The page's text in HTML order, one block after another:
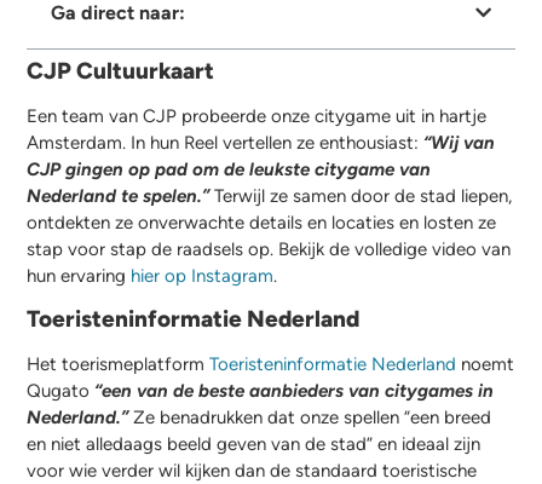
Ga direct naar:
CJP Cultuurkaart
Een team van CJP probeerde onze citygame uit in hartje
Amsterdam. In hun Reel vertellen ze enthousiast: “Wij van
CJP gingen op pad om de leukste citygame van
Nederland te spelen.”Terwijl ze samen door de stad liepen,
ontdekten ze onverwachte details en locaties en losten ze
stap voor stap de raadsels op. Bekijk de volledige video van
hun ervaring hier op Instagram.
Toeristeninformatie Nederland
Het toerismeplatformToeristeninformatie Nederland noemt
Qugato “een van de beste aanbieders van citygames in
Nederland.”Ze benadrukken dat onze spellen “een breed
en niet alledaags beeld geven van de stad” en ideaal zijn
voor wie verder wil kijken dan de standaard toeristische